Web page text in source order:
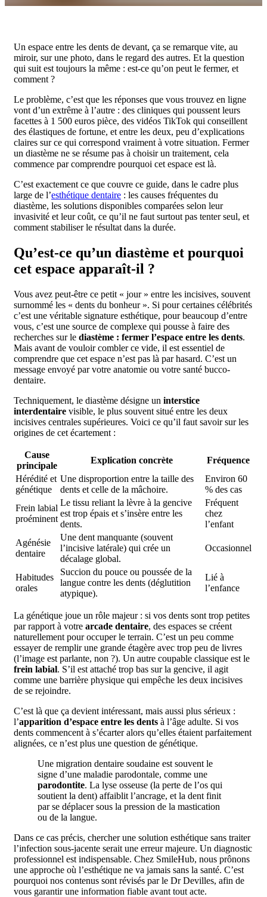
Un espace entre les dents de devant, ça se remarque vite, au
miroir, sur une photo, dans le regard des autres. Et la question
qui suit est toujours la même : est-ce qu’on peut le fermer, et
comment ?
Le problème, c’est que les réponses que vous trouvez en ligne
vont d’un extrême à l’autre : des cliniques qui poussent leurs
facettes à 1 500 euros pièce, des vidéos TikTok qui conseillent
des élastiques de fortune, et entre les deux, peu d’explications
claires sur ce qui correspond vraiment à votre situation. Fermer
un diastème ne se résume pas à choisir un traitement, cela
commence par comprendre pourquoi cet espace est là.
C’est exactement ce que couvre ce guide, dans le cadre plus
large de l’esthétique dentaire : les causes fréquentes du
diastème, les solutions disponibles comparées selon leur
invasivité et leur coût, ce qu’il ne faut surtout pas tenter seul, et
comment stabiliser le résultat dans la durée.
Qu’est-ce qu’un diastème et pourquoi
cet espace apparaît-il ?
Vous avez peut-être ce petit « jour » entre les incisives, souvent
surnommé les « dents du bonheur ». Si pour certaines célébrités
c’est une véritable signature esthétique, pour beaucoup d’entre
vous, c’est une source de complexe qui pousse à faire des
recherches sur le diastème : fermer l’espace entre les dents.
Mais avant de vouloir combler ce vide, il est essentiel de
comprendre que cet espace n’est pas là par hasard. C’est un
message envoyé par votre anatomie ou votre santé bucco-
dentaire.
Techniquement, le diastème désigne un interstice
interdentaire visible, le plus souvent situé entre les deux
incisives centrales supérieures. Voici ce qu’il faut savoir sur les
origines de cet écartement :
Cause
principale
Explication concrète
Fréquence
Hérédité et
génétique
Une disproportion entre la taille des
dents et celle de la mâchoire.
Environ 60
% des cas
Frein labial
proéminent
Le tissu reliant la lèvre à la gencive
est trop épais et s’insère entre les
dents.
Fréquent
chez
l’enfant
Agénésie
dentaire
Une dent manquante (souvent
l’incisive latérale) qui crée un
décalage global.
Occasionnel
Habitudes
orales
Succion du pouce ou poussée de la
langue contre les dents (déglutition
atypique).
Lié à
l’enfance
La génétique joue un rôle majeur : si vos dents sont trop petites
par rapport à votre arcade dentaire, des espaces se créent
naturellement pour occuper le terrain. C’est un peu comme
essayer de remplir une grande étagère avec trop peu de livres
(l’image est parlante, non ?). Un autre coupable classique est le
frein labial. S’il est attaché trop bas sur la gencive, il agit
comme une barrière physique qui empêche les deux incisives
de se rejoindre.
C’est là que ça devient intéressant, mais aussi plus sérieux :
l’apparition d’espace entre les dents à l’âge adulte. Si vos
dents commencent à s’écarter alors qu’elles étaient parfaitement
alignées, ce n’est plus une question de génétique.
Une migration dentaire soudaine est souvent le
signe d’une maladie parodontale, comme une
parodontite. La lyse osseuse (la perte de l’os qui
soutient la dent) affaiblit l’ancrage, et la dent finit
par se déplacer sous la pression de la mastication
ou de la langue.
Dans ce cas précis, chercher une solution esthétique sans traiter
l’infection sous-jacente serait une erreur majeure. Un diagnostic
professionnel est indispensable. Chez SmileHub, nous prônons
une approche où l’esthétique ne va jamais sans la santé. C’est
pourquoi nos contenus sont révisés par le Dr Devilles, afin de
vous garantir une information fiable avant tout acte.